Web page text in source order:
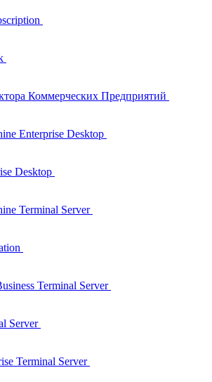
Коммерческих Предприятий
Enterprise Desktop
Desktop
Terminal Server
Terminal Server
Server
Terminal Server